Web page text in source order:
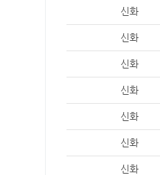
신화
신화
신화
신화
신화
신화
신화